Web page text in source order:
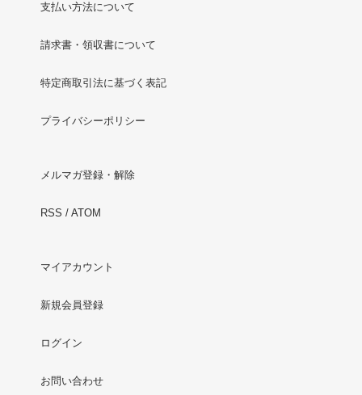
支払い方法について
請求書・領収書について
特定商取引法に基づく表記
プライバシーポリシー
メルマガ登録・解除
RSS / ATOM
マイアカウント
新規会員登録
ログイン
お問い合わせ